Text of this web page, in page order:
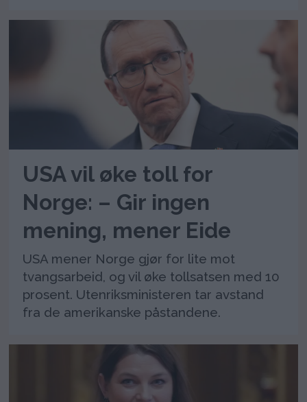
USA vil øke toll for
Norge: – Gir ingen
mening, mener Eide
USA mener Norge gjør for lite mot
tvangsarbeid, og vil øke tollsatsen med 10
prosent. Utenriksministeren tar avstand
fra de amerikanske påstandene.